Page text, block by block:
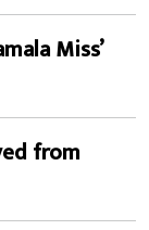
Miss’
from